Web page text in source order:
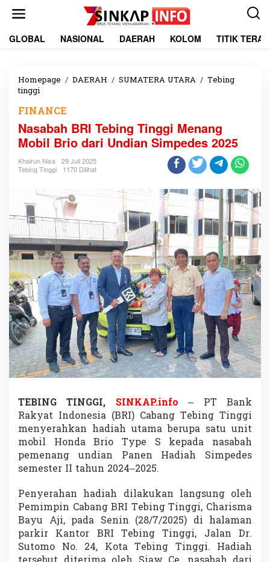
GLOBAL NASIONAL DAERAH KOLOM TITIK
Homepage / DAERAH / SUMATERA UTARA / Tebing
tinggi
s
a
b
a
h
B
I
T
b
n
g
T
i
n
g
g
i
M
e
n
a
n
o
b
i
l
B
r
i
d
a
r
i
U
n
d
FINANCE
Nasabah BRI Tebing Tinggi Menang
Mobil Brio dari Undian Simpedes 2025
Khairun Nisa
29 Juli 2025
Tebing Tinggi
1170 Dilihat
TEBING TINGGI, SINKAP.info – PT Bank
Rakyat Indonesia (BRI) Cabang Tebing Tinggi
menyerahkan hadiah utama berupa satu unit
mobil Honda Brio Type S kepada nasabah
pemenang undian Panen Hadiah Simpedes
semester II tahun 2024–2025.
Penyerahan hadiah dilakukan langsung oleh
Pemimpin Cabang BRI Tebing Tinggi, Charisma
Bayu Aji, pada Senin (28/7/2025) di halaman
parkir Kantor BRI Tebing Tinggi, Jalan Dr.
Sutomo No. 24, Kota Tebing Tinggi. Hadiah